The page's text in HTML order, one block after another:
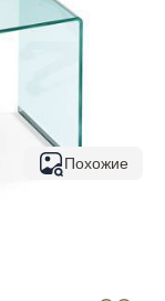
Похожие